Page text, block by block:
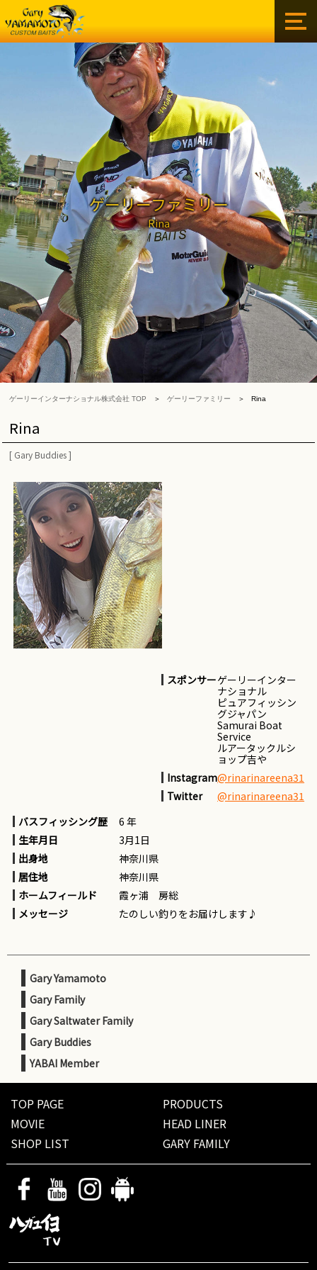
ゲ
ー
リ
ナ
シ
ョ
ナ
ル
株
式
会
ゲーリーファミリー
Rina
ゲーリーインターナショナル株式会社 TOP ゲーリーファミリー Rina
Rina
[ Gary Buddies]
スポンサーゲーリーインター
ナショナル
ピュアフィッシン
グジャパン
Samurai Boat
Service
ルアータックルシ
ョップ吉や
Instagram@rinarinareena31
Twitter
@rinarinareena31
バスフィッシング歴
6 年
生年月日
3月1日
出身地
神奈川県
居住地
神奈川県
ホームフィールド
霞ヶ浦 房総
メッセージ
たのしい釣りをお届けします♪
Gary Yamamoto
Gary Family
Gary Saltwater Family
Gary Buddies
YABAI Member
TOP PAGE
PRODUCTS
MOVIE
HEAD LINER
SHOP LIST
GARY FAMILY